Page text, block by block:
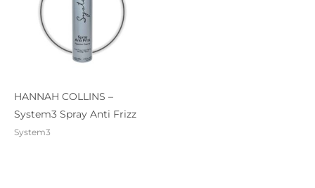
HANNAH COLLINS –
System3 Spray Anti Frizz
System3